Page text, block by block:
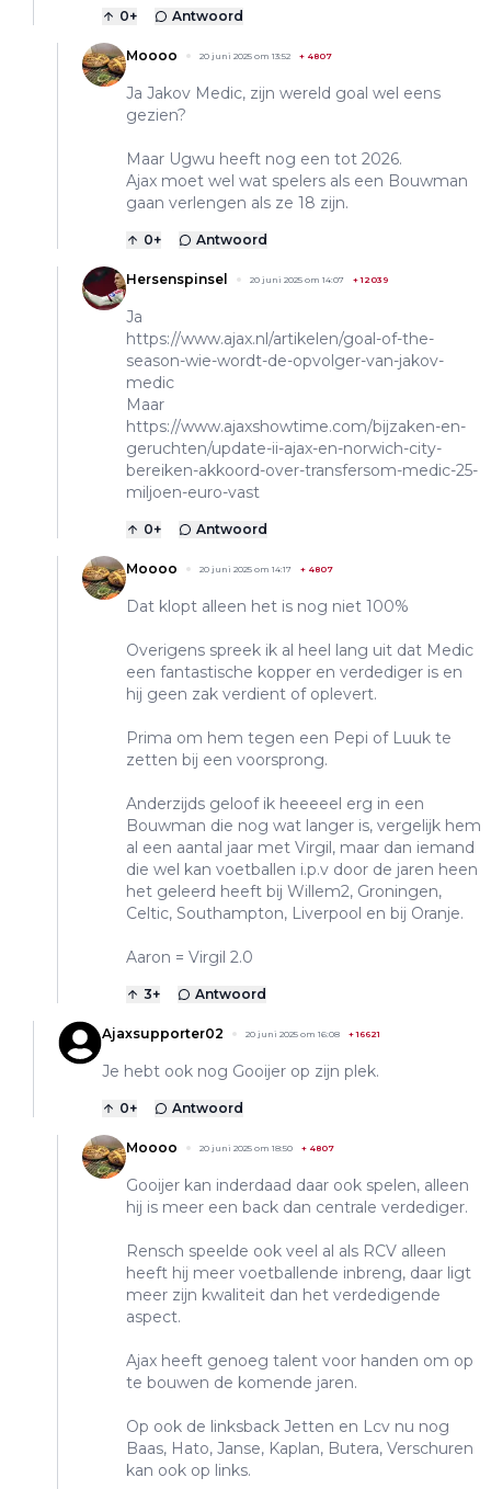
0+ Antwoord
Moooo 20 juni 2025 om 13:52 + 4807
Ja Jakov Medic, zijn wereld goal wel eens
gezien?
Maar Ugwu heeft nog een tot 2026.
Ajax moet wel wat spelers als een Bouwman
gaan verlengen als ze 18 zijn.
0+ Antwoord
Hersenspinsel 20 juni 2025 om 14:07 +12039
Ja
https://www.ajax.nl/artikelen/goal-of-the-
season-wie-wordt-de-opvolger-van-jakov-
medic
Maar
https://www.ajaxshowtime.com/bijzaken-en-
geruchten/update-ii-ajax-en-norwich-city-
bereiken-akkoord-over-transfersom-medic-25-
miljoen-euro-vast
0+ Antwoord
Moooo 20 juni 2025 om 14:17 + 4807
Dat klopt alleen het is nog niet 100%
Overigens spreek ik al heel lang uit dat Medic
een fantastische kopper en verdediger is en
hij geen zak verdient of oplevert.
Prima om hem tegen een Pepi of Luuk te
zetten bij een voorsprong.
Anderzijds geloof ik heeeeel erg in een
Bouwman die nog wat langer is, vergelijk hem
al een aantal jaar met Virgil, maar dan iemand
die wel kan voetballen i.p.v door de jaren heen
het geleerd heeft bij Willem2, Groningen,
Celtic, Southampton, Liverpool en bij Oranje.
Aaron = Virgil 2.0
3+ Antwoord
Ajaxsupporter02 20 juni 2025 om 16:08 +16621
Je hebt ook nog Gooijer op zijn plek.
0+ Antwoord
Moooo 20 juni 2025 om 18:50 + 4807
Gooijer kan inderdaad daar ook spelen, alleen
hij is meer een back dan centrale verdediger.
Rensch speelde ook veel al als RCV alleen
heeft hij meer voetballende inbreng, daar ligt
meer zijn kwaliteit dan het verdedigende
aspect.
Ajax heeft genoeg talent voor handen om op
te bouwen de komende jaren.
Op ook de linksback Jetten en Lcv nu nog
Baas, Hato, Janse, Kaplan, Butera, Verschuren
kan ook op links.